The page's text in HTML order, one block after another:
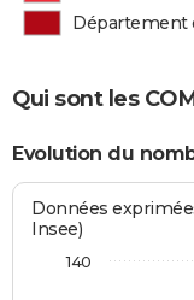
Département
Qui sont les
Evolution du
Données
Insee)
140